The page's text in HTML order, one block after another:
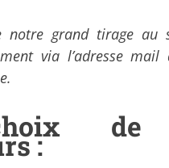
notre grand tirage au
via l’adresse mail
de
: